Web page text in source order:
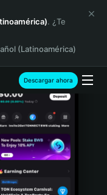
. ¿Te
(Latinoamérica)
Descargar ahora